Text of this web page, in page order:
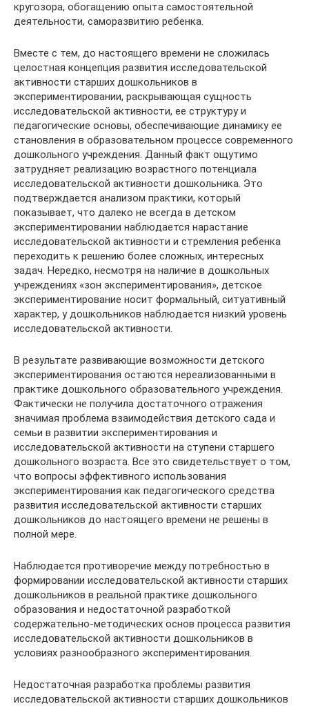
кругозора, обогащению опыта самостоятельной
деятельности, саморазвитию ребенка.
Вместе с тем, до настоящего времени не сложилась
целостная концепция развития исследовательской
активности старших дошкольников в
экспериментировании, раскрывающая сущность
исследовательской активности, ее структуру и
педагогические основы, обеспечивающие динамику ее
становления в образовательном процессе современного
дошкольного учреждения. Данный факт ощутимо
затрудняет реализацию возрастного потенциала
исследовательской активности дошкольника. Это
подтверждается анализом практики, который
показывает, что далеко не всегда в детском
экспериментировании наблюдается нарастание
исследовательской активности и стремления ребенка
переходить к решению более сложных, интересных
задач. Нередко, несмотря на наличие в дошкольных
учреждениях «зон экспериментирования», детское
экспериментирование носит формальный, ситуативный
характер, у дошкольников наблюдается низкий уровень
исследовательской активности.
В результате развивающие возможности детского
экспериментирования остаются нереализованными в
практике дошкольного образовательного учреждения.
Фактически не получила достаточного отражения
значимая проблема взаимодействия детского сада и
семьи в развитии экспериментирования и
исследовательской активности на ступени старшего
дошкольного возраста. Все это свидетельствует о том,
что вопросы эффективного использования
экспериментирования как педагогического средства
развития исследовательской активности старших
дошкольников до настоящего времени не решены в
полной мере.
Наблюдается противоречие между потребностью в
формировании исследовательской активности старших
дошкольников в реальной практике дошкольного
образования и недостаточной разработкой
содержательно-методических основ процесса развития
исследовательской активности дошкольников в
условиях разнообразного экспериментирования.
Недостаточная разработка проблемы развития
исследовательской активности старших дошкольников